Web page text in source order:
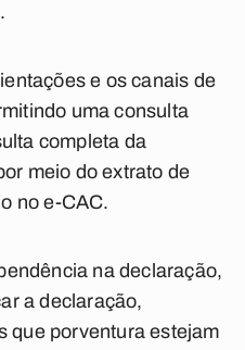
e os canais de
uma consulta
completa da
meio do extrato de
no e-CAC.
na declaração,
a declaração,
que porventura estejam